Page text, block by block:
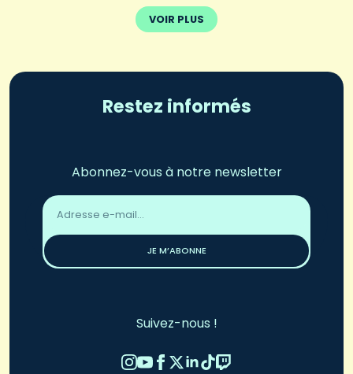
VOIR PLUS
Restez informés
Abonnez-vous à notre newsletter
Adresse
email
JE M’ABONNE
Suivez-nous !